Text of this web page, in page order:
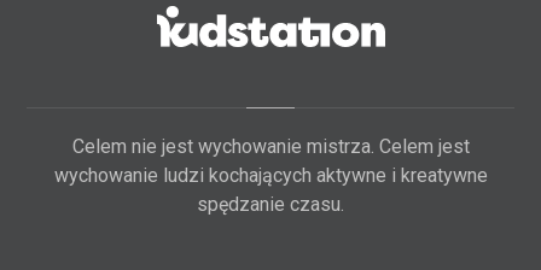
Celem nie jest wychowanie mistrza. Celem jest
wychowanie ludzi kochających aktywne i kreatywne
spędzanie czasu.